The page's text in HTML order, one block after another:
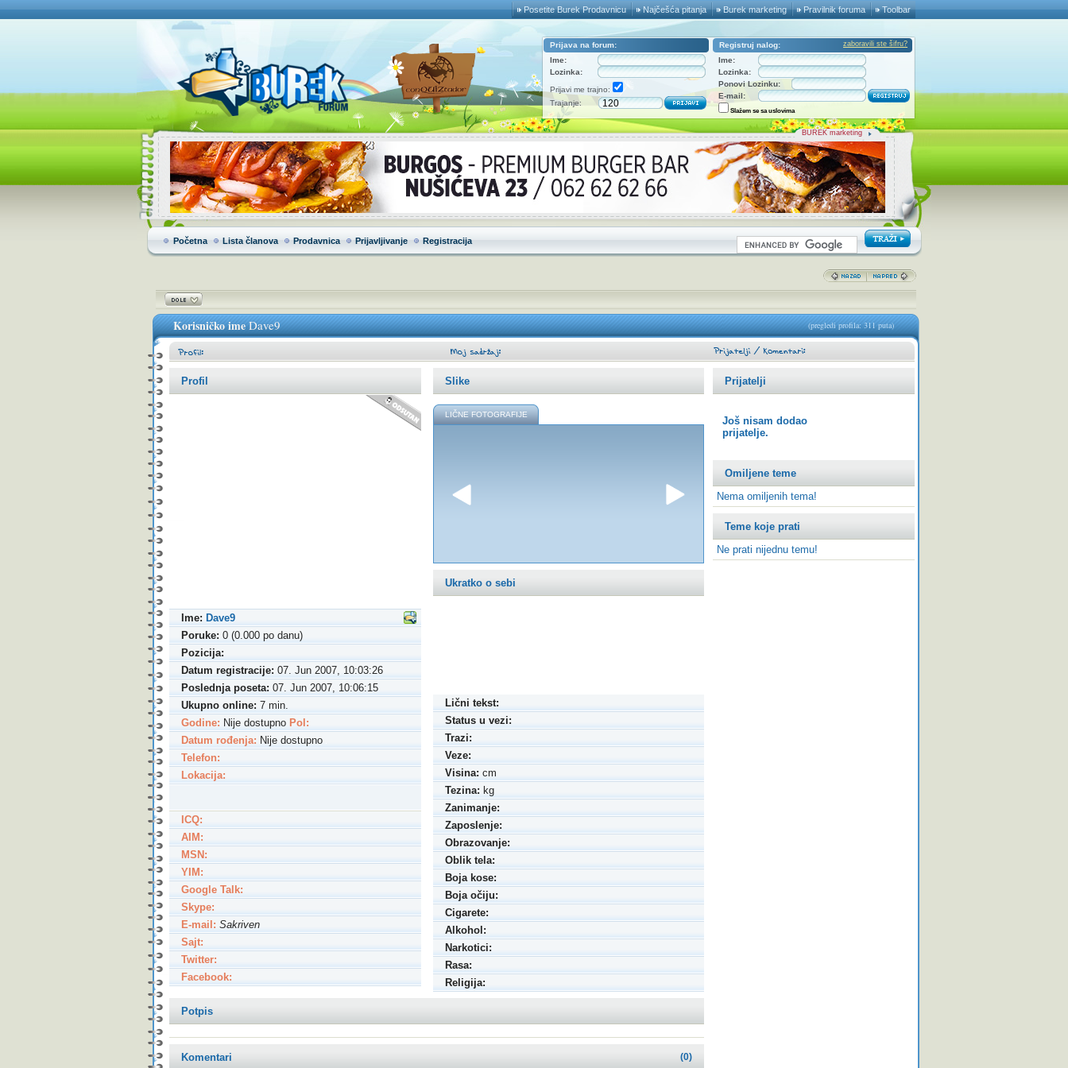
Toolbar
Pravilnik foruma
Burek marketing
Najčešća pitanja
Posetite Burek Prodavnicu
Prijava na forum:
Ime:
Lozinka:
Prijavi me trajno:
Trajanje:
Registruj nalog: zaboravili ste šifru?
Ime:
Lozinka:
Ponovi Lozinku:
E-mail:
Slažem se sa uslovima
BUREK marketing
Početna Lista članova Prodavnica Prijavljivanje Registracija
Korisničko ime Dave9 (pregledi profila: 311 puta)
Profil
Ime: Dave9
Poruke: 0 (0.000 po danu)
Pozicija:
Datum registracije: 07. Jun 2007, 10:03:26
Poslednja poseta: 07. Jun 2007, 10:06:15
Ukupno online: 7 min.
Godine: Nije dostupno Pol:
Datum rođenja: Nije dostupno
Telefon:
Lokacija:
ICQ:
AIM:
MSN:
YIM:
Google Talk:
Skype:
E-mail: Sakriven
Sajt:
Twitter:
Facebook:
Slike
LIČNE FOTOGRAFIJE
Ukratko o sebi
Lični tekst:
Status u vezi:
Trazi:
Veze:
Visina: cm
Tezina: kg
Zanimanje:
Zaposlenje:
Obrazovanje:
Oblik tela:
Boja kose:
Boja očiju:
Cigarete:
Alkohol:
Narkotici:
Rasa:
Religija:
Potpis
Komentari (0)
Prijatelji
Još nisam dodao
prijatelje.
Omiljene teme
Nema omiljenih tema!
Teme koje prati
Ne prati nijednu temu!